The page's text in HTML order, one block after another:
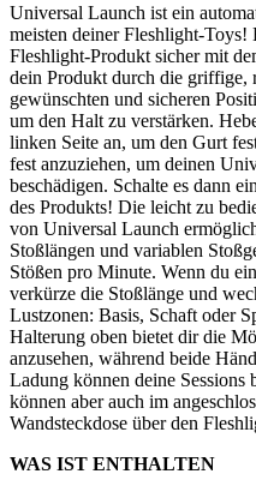
Universal Launch ist ein
meisten deiner Fleshlight-Toys!
Fleshlight-Produkt sicher mit
dein Produkt durch die griffige,
gewünschten und sicheren
um den Halt zu verstärken.
linken Seite an, um den Gurt
fest anzuziehen, um deinen
beschädigen. Schalte es dann
des Produkts! Die leicht zu
von Universal Launch
Stoßlängen und variablen
Stößen pro Minute. Wenn du
verkürze die Stoßlänge und
Lustzonen: Basis, Schaft oder
Halterung oben bietet dir die
anzusehen, während beide
Ladung können deine Sessions
können aber auch im
Wandsteckdose über den
WAS IST ENTHALTEN